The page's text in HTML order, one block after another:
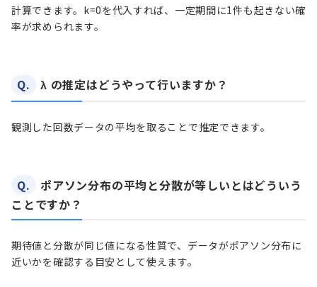
計算できます。k=0を代入すれば、一定期間に1件も起きない確
率が求められます。
Q. λ の推定はどうやって行いますか？
観測した回数データの平均を取ることで推定できます。
Q.
ポアソン分布の平均と分散が等しいとはどういう
ことですか？
期待値と分散が同じ値になる性質で、データがポアソン分布に
近いかを確認する目安として使えます。